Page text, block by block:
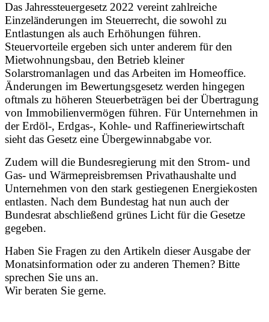
Das Jahressteuergesetz 2022 vereint zahlreiche
Einzeländerungen im Steuerrecht, die sowohl zu
Entlastungen als auch Erhöhungen führen.
Steuervorteile ergeben sich unter anderem für den
Mietwohnungsbau, den Betrieb kleiner
Solarstromanlagen und das Arbeiten im Homeoffice.
Änderungen im Bewertungsgesetz werden hingegen
oftmals zu höheren Steuerbeträgen bei der Übertragung
von Immobilienvermögen führen. Für Unternehmen in
der Erdöl-, Erdgas-, Kohle- und Raffineriewirtschaft
sieht das Gesetz eine Übergewinnabgabe vor.
Zudem will die Bundesregierung mit den Strom- und
Gas- und Wärmepreisbremsen Privathaushalte und
Unternehmen von den stark gestiegenen Energiekosten
entlasten. Nach dem Bundestag hat nun auch der
Bundesrat abschließend grünes Licht für die Gesetze
gegeben.
Haben Sie Fragen zu den Artikeln dieser Ausgabe der
Monatsinformation oder zu anderen Themen? Bitte
sprechen Sie uns an.
Wir beraten Sie gerne.